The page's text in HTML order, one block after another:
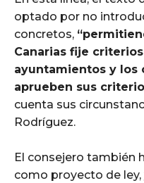
optado por no
concretos,
Canarias fije
ayuntamientos y los
aprueben sus
cuenta sus
Rodríguez.
El consejero también
como proyecto de